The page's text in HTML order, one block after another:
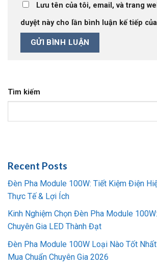
Lưu tên của tôi, email, và trang
duyệt này cho lần bình luận kế tiếp
Tìm kiếm
Recent Posts
Đèn Pha Module 100W: Tiết Kiệm Điện
Thực Tế & Lợi Ích
Kinh Nghiệm Chọn Đèn Pha Module
Chuyên Gia LED Thành Đạt
Đèn Pha Module 100W Loại Nào Tốt
Mua Chuẩn Chuyên Gia 2026